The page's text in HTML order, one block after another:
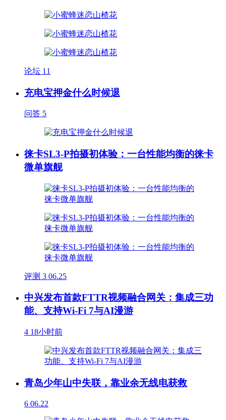
论坛 11
充电宝押金什么时候退
问答 5
徕卡SL3-P拍摄初体验：一台性能均衡的徕卡
微单旗舰
评测 3 06.25
中兴发布首款FTTR视频融合网关：集成三功
能、支持Wi-Fi 7与AI漫游
4 18小时前
青岛少年山中失联，靠业余无线电获救
6 06.22